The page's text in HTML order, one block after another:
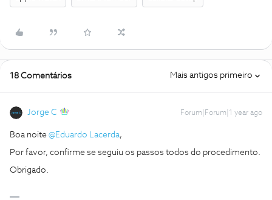
18 Comentários Mais antigos primeiro
Jorge C Forum|Forum|1 year ago
Boa noite ​ @Eduardo Lacerda,
Por favor, confirme se seguiu os passos todos do procedimento.
Obrigado.